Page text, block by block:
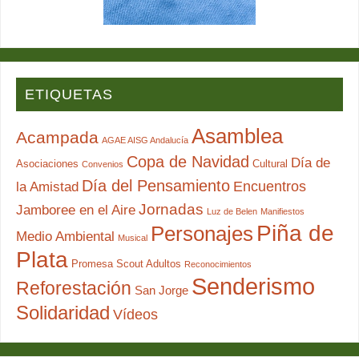
ETIQUETAS
Acampada AGAE AISG Andalucía Asamblea
Asociaciones Convenios Copa de Navidad Cultural Día de
la Amistad Día del Pensamiento Encuentros
Jamboree en el Aire Jornadas Luz de Belen Manifiestos
Medio Ambiental Musical Personajes Piña de
Plata Promesa Scout Adultos Reconocimientos
Reforestación San Jorge Senderismo
Solidaridad Vídeos